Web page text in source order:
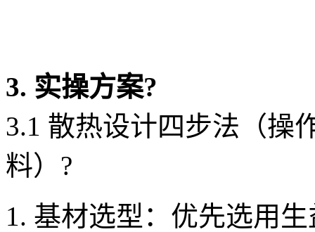
3. 实操方案?
3.1 散热设计四步法（操
料） ?
基材选型：优先选用 生